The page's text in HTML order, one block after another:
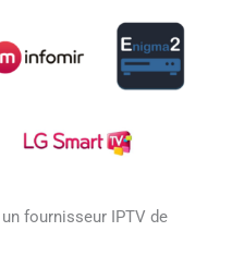
fournisseur IPTV de